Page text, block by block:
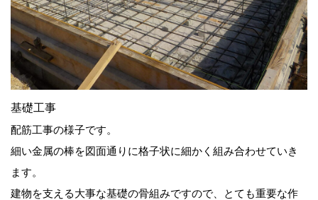
基礎工事
配筋工事の様子です。
細い金属の棒を図面通りに格子状に細かく組み合わせていき
ます。
建物を支える大事な基礎の骨組みですので、とても重要な作